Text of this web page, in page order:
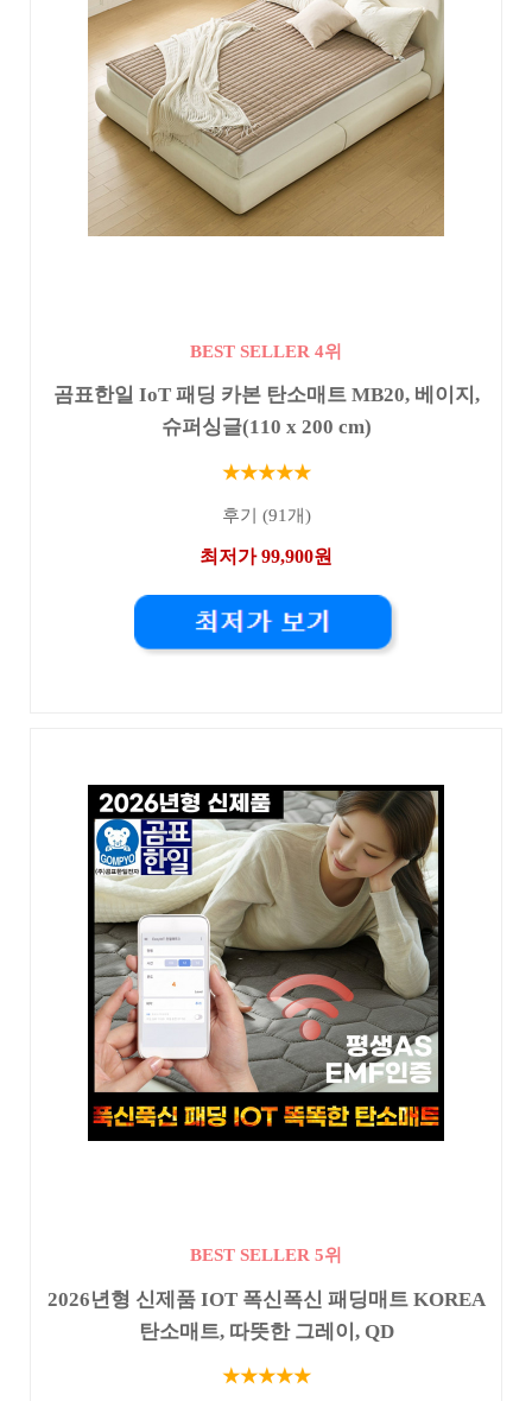
BEST SELLER 4위
곰표한일 IoT 패딩 카본 탄소매트 MB20, 베이지,
슈퍼싱글(110 x 200 cm)
★★★★★
후기 (91개)
최저가 99,900원
BEST SELLER 5위
2026년형 신제품 IOT 폭신폭신 패딩매트 KOREA
탄소매트, 따뜻한 그레이, QD
★★★★★